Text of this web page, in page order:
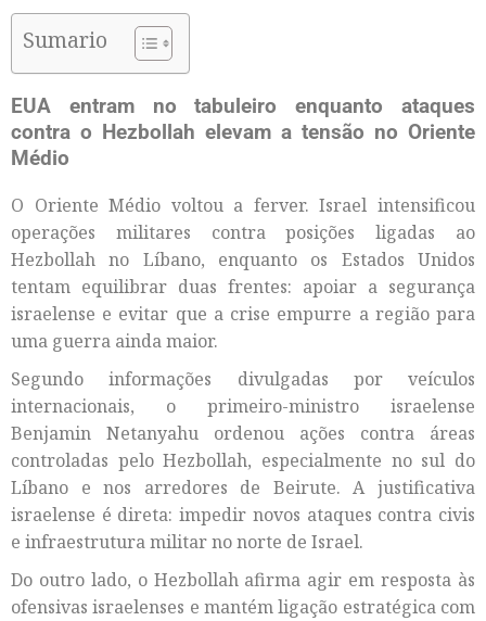
Sumario
EUA entram no tabuleiro enquanto ataques
contra o Hezbollah elevam a tensão no Oriente
Médio
O Oriente Médio voltou a ferver. Israel intensificou
operações militares contra posições ligadas ao
Hezbollah no Líbano, enquanto os Estados Unidos
tentam equilibrar duas frentes: apoiar a segurança
israelense e evitar que a crise empurre a região para
uma guerra ainda maior.
Segundo informações divulgadas por veículos
internacionais, o primeiro-ministro israelense
Benjamin Netanyahu ordenou ações contra áreas
controladas pelo Hezbollah, especialmente no sul do
Líbano e nos arredores de Beirute. A justificativa
israelense é direta: impedir novos ataques contra civis
e infraestrutura militar no norte de Israel.
Do outro lado, o Hezbollah afirma agir em resposta às
ofensivas israelenses e mantém ligação estratégica com